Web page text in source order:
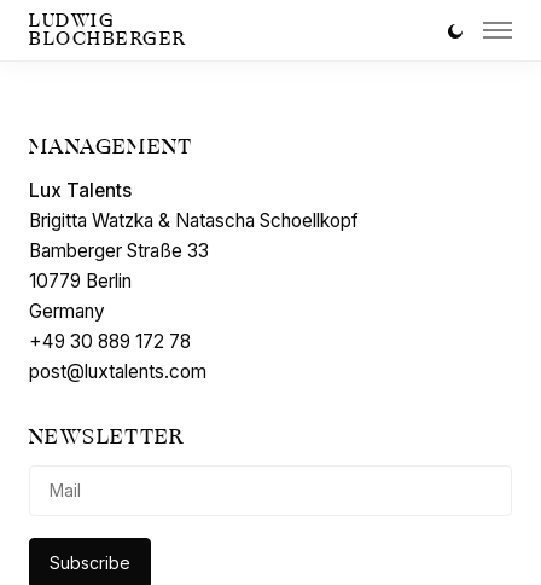
LUDWIG
BLOCHBERGER
MANAGEMENT
Lux Talents
Brigitta Watzka & Natascha Schoellkopf
Bamberger Straße 33
10779 Berlin
Germany
+49 30 889 172 78
post@luxtalents.com
NEWSLETTER